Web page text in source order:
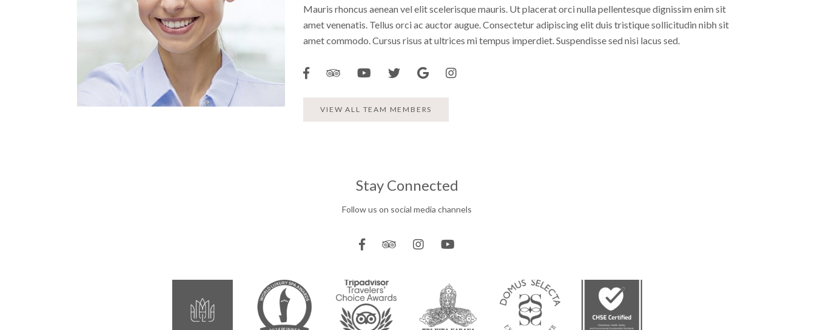
Mauris rhoncus aenean vel elit scelerisque mauris. Ut placerat orci nulla pellentesque dignissim enim sit
amet venenatis. Tellus orci ac auctor augue. Consectetur adipiscing elit duis tristique sollicitudin nibh sit
amet commodo. Cursus risus at ultrices mi tempus imperdiet. Suspendisse sed nisi lacus sed.
VIEW ALL TEAM MEMBERS
Stay Connected
Follow us on social media channels